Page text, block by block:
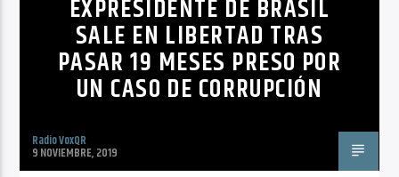
EXPRESIDENTE DE BRASIL
SALE EN LIBERTAD TRAS
PASAR 19 MESES PRESO POR
UN CASO DE CORRUPCIÓN
Radio VoxQR
9 NOVIEMBRE, 2019